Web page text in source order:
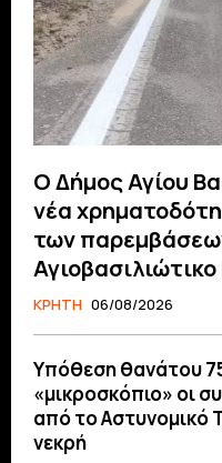
O Δήμος Αγίου
νέα
των
ΚΡΗΤΗ 06/08/2026
Υπόθεση θανάτου
«μικροσκόπιο» οι
από το Αστυνομικό
νεκρή